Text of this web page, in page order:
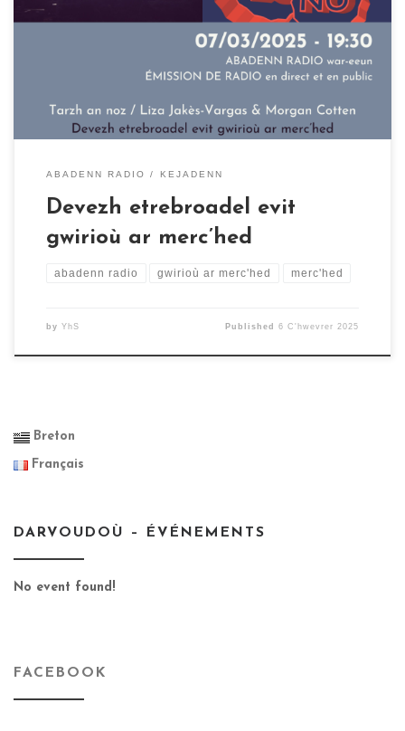
minorelezhioù jener e kinnigo Naoned un abadenn
ispisial. E-pad un eurvezh e vo lakaet war-glev
mouezhioù, stourmoù hag awenoù maouezed dec’h hag
a-vremañ. Evit reiñ tro d’an neb a gar arvestiñ ouzh an
ABADENN RADIO KEJADENN
Devezh etrebroadel evit
gwirioù ar merc’hed
abadenn radio gwirioù ar merc'hed merc'hed
by YhS Published6 C'hwevrer 2025
Breton
Français
DARVOUDOÙ – ÉVÉNEMENTS
No event found!
FACEBOOK